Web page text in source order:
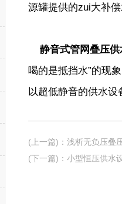
源罐提供的zui大补
静音式管网叠压
喝的是抵挡水”的现
以超低静音的供水设
(上一篇) ： 浅析无负压叠
(下一篇) ： 小型恒压供水